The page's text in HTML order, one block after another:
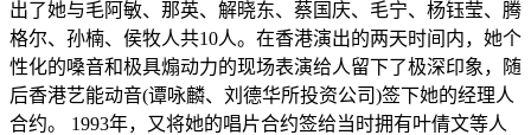
出了她与毛阿敏、那英、解晓东、蔡国庆、毛宁、杨钰莹、腾
格尔、孙楠、侯牧人共10人。在香港演出的两天时间内，她个
性化的嗓音和极具煽动力的现场表演给人留下了极深印象，随
后香港艺能动音(谭咏麟、刘德华所投资公司)签下她的经理人
合约。 1993年，又将她的唱片合约签给当时拥有叶倩文等人